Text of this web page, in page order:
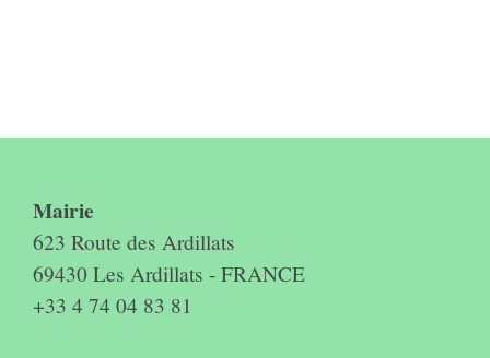
Mairie
623 Route des Ardillats
69430 Les Ardillats - FRANCE
+33 4 74 04 83 81